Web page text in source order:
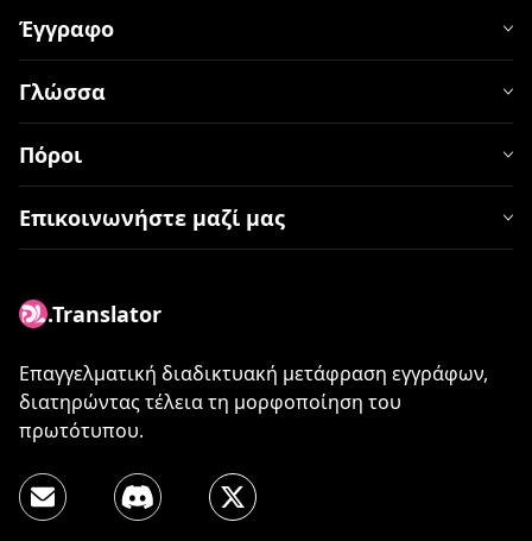
Έγγραφο
Γλώσσα
Πόροι
Επικοινωνήστε μαζί μας
.Translator
Επαγγελματική διαδικτυακή μετάφραση εγγράφων,
διατηρώντας τέλεια τη μορφοποίηση του
πρωτότυπου.